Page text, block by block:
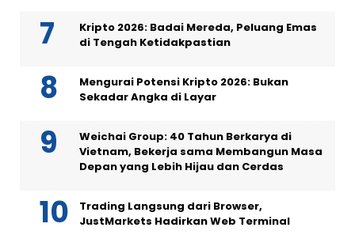
Kripto 2026: Badai Mereda, Peluang Emas
di Tengah Ketidakpastian
Mengurai Potensi Kripto 2026: Bukan
Sekadar Angka di Layar
Weichai Group: 40 Tahun Berkarya di
Vietnam, Bekerja sama Membangun Masa
Depan yang Lebih Hijau dan Cerdas
Trading Langsung dari Browser,
JustMarkets Hadirkan Web Terminal